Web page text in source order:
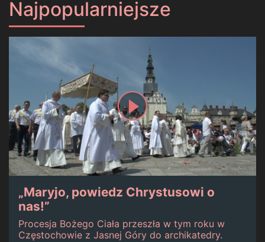
Najpopularniejsze
„Maryjo, powiedz Chrystusowi o
nas!”
Procesja Bożego Ciała przeszła w tym roku w
Częstochowie z Jasnej Góry do archikatedry.